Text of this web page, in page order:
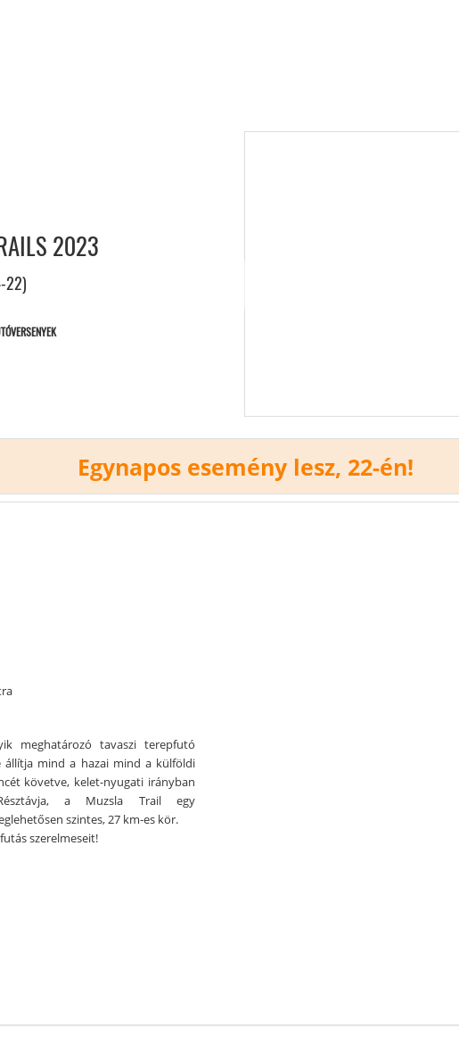
2023
22)
Egynapos esemény lesz, 22-én!
meghatározó tavaszi terepfutó
állítja mind a hazai mind a külföldi
követve, kelet-nyugati irányban
a Muzsla Trail egy
szintes, 27 km-es kör.
szerelmeseit!